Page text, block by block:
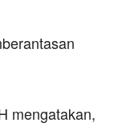
mengatakan,